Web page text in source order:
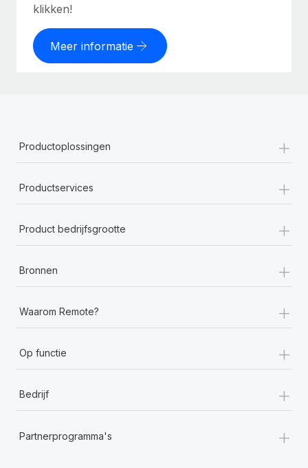
klikken!
Meer informatie
Productoplossingen +
Productservices +
Product bedrijfsgrootte +
Bronnen +
Waarom Remote? +
Op functie +
Bedrijf +
Partnerprogramma's +